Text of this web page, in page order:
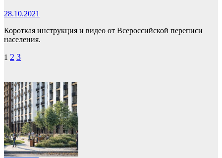
28.10.2021
Короткая инструкция и видео от Всероссийской переписи
населения.
Пагинация
1 2 3